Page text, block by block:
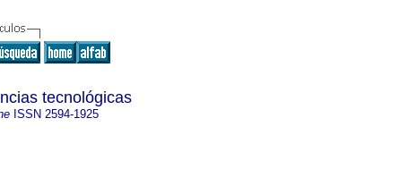
tecnológicas
ISSN 2594-1925